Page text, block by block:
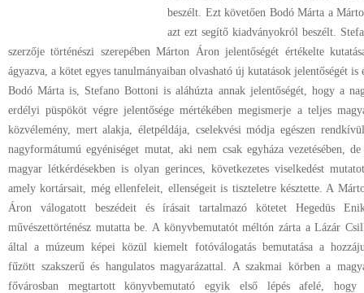
beszélt. Ezt követően Bodó Márta a
azt ezt segítő kiadványokról beszélt.
szerzője történészi szerepében Márton Áron jelentőségét értékelte
ágyazva, a kötet egyes tanulmányaiban olvasható új kutatások jelentőségét is
Bodó Márta is, Stefano Bottoni is aláhúzta annak jelentőségét, hogy a
erdélyi püspököt végre jelentősége mértékében megismerje a teljes
közvélemény, mert alakja, életpéldája, cselekvési módja egészen
nagyformátumú egyéniséget mutat, aki nem csak egyháza vezetésében,
magyar létkérdésekben is olyan gerinces, következetes viselkedést
amely kortársait, még ellenfeleit, ellenségeit is tiszteletre késztette. A
Áron válogatott beszédeit és írásait tartalmazó kötetet Hegedüs
művészettörténész mutatta be. A könyvbemutatót méltón zárta a Lázár
által a múzeum képei közül kiemelt fotóválogatás bemutatása a
fűzött szakszerű és hangulatos magyarázattal. A szakmai körben a
fővárosban megtartott könyvbemutató egyik első lépés afelé, hogy